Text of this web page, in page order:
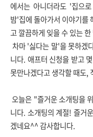
에서는 아니더라도 '집으
밤'집에 돌아가서 이야기를
고 깔끔하게 잊을 수 있는
차마 '싫다는 말'을 못하겠
니다. 애프터 신청을 받고
못만나겠다고 생각할 때도,
오늘은 "즐거운 소개팅을
니다. 소개팅의 계절! 즐거
겠네요^^ 감사합니다.